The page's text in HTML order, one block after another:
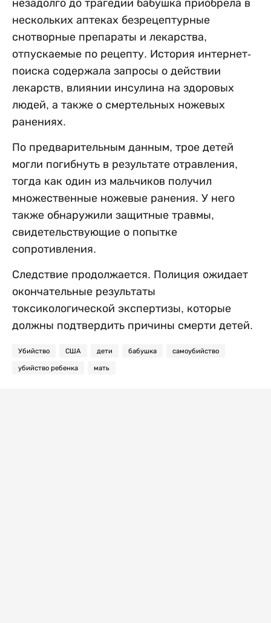
незадолго до трагедии бабушка приобрела в
нескольких аптеках безрецептурные
снотворные препараты и лекарства,
отпускаемые по рецепту. История интернет-
поиска содержала запросы о действии
лекарств, влиянии инсулина на здоровых
людей, а также о смертельных ножевых
ранениях.
По предварительным данным, трое детей
могли погибнуть в результате отравления,
тогда как один из мальчиков получил
множественные ножевые ранения. У него
также обнаружили защитные травмы,
свидетельствующие о попытке
сопротивления.
Следствие продолжается. Полиция ожидает
окончательные результаты
токсикологической экспертизы, которые
должны подтвердить причины смерти детей.
Убийство США дети бабушка самоубийство
убийство ребенка мать